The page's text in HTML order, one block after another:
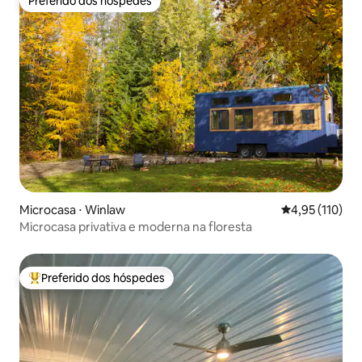
Preferido dos hóspedes
Microcasa ⋅ Winlaw 4,95 de uma
4,95 (110)
Microcasa privativa e moderna na floresta
Entre os melhores preferidos dos hóspedes
Preferido dos hóspedes